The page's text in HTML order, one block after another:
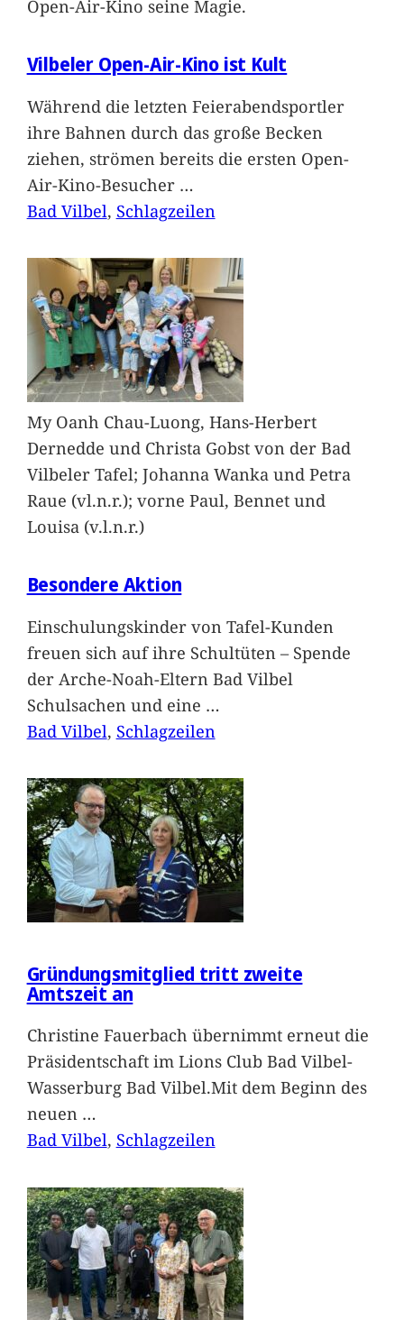
Open-Air-Kino seine Magie.
Vilbeler Open-Air-Kino ist Kult
Während die letzten Feierabendsportler
ihre Bahnen durch das große Becken
ziehen, strömen bereits die ersten Open-
Air-Kino-Besucher …
Bad Vilbel, Schlagzeilen
My Oanh Chau-Luong, Hans-Herbert
Dernedde und Christa Gobst von der Bad
Vilbeler Tafel; Johanna Wanka und Petra
Raue (vl.n.r.); vorne Paul, Bennet und
Louisa (v.l.n.r.)
Besondere Aktion
Einschulungskinder von Tafel-Kunden
freuen sich auf ihre Schultüten – Spende
der Arche-Noah-Eltern Bad Vilbel
Schulsachen und eine …
Bad Vilbel, Schlagzeilen
Gründungsmitglied tritt zweite
Amtszeit an
Christine Fauerbach übernimmt erneut die
Präsidentschaft im Lions Club Bad Vilbel-
Wasserburg Bad Vilbel.Mit dem Beginn des
neuen …
Bad Vilbel, Schlagzeilen